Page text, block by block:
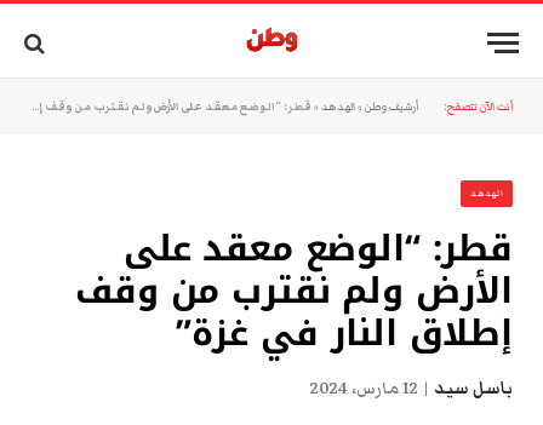
أنت الآن تتصفح: أرشيف وطن »الهدهد » قطر: “الوضع معقد على الأرض ولم نقترب من وقف إطلاق النار في غزة”
الهدهد
قطر: “الوضع معقد على
الأرض ولم نقترب من وقف
إطلاق النار في غزة”
باسل سيد 12 مارس، 2024